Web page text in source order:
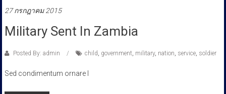
27 กรกฎาคม 2015
Military Sent In Zambia
Posted By: admin child government military, nation service, soldier
Sed condimentum ornare l